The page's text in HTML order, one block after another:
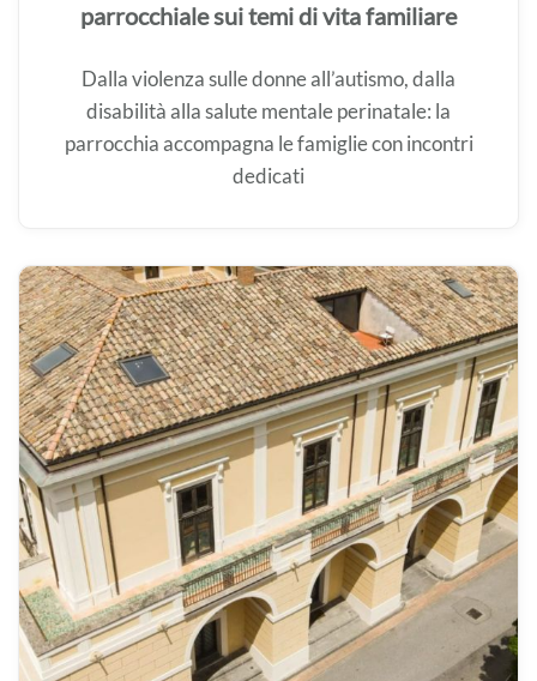
parrocchiale sui temi di vita familiare
Dalla violenza sulle donne all’autismo, dalla
disabilità alla salute mentale perinatale: la
parrocchia accompagna le famiglie con incontri
dedicati